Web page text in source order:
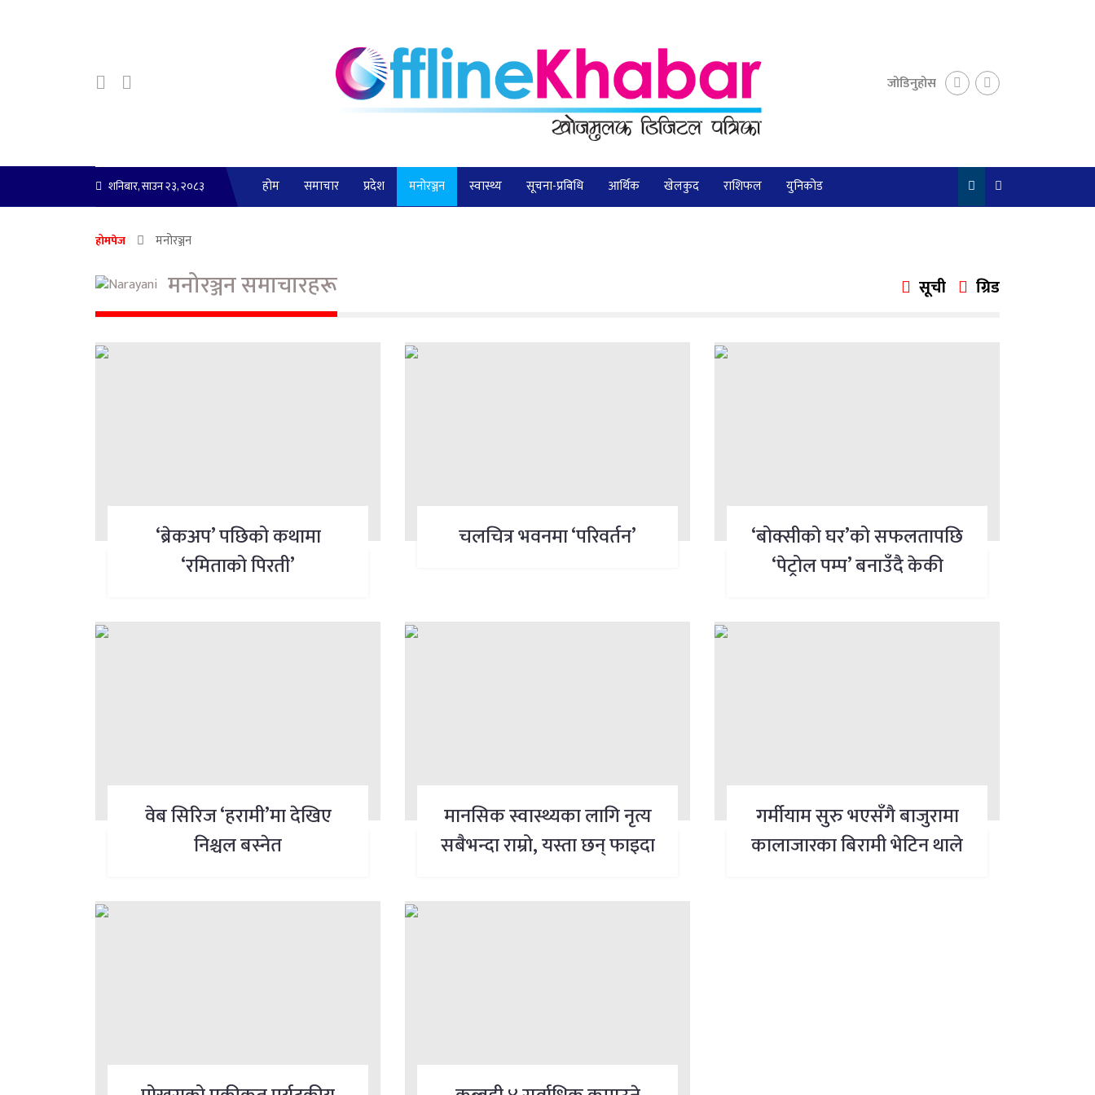
जोडिनुहोस
शनिबार, साउन २३, २०८३ होम समाचार प्रदेश मनोरञ्जन स्वास्थ्य सूचना-प्रबिधि आर्थिक खेलकुद राशिफल युनिकोड
होमपेज मनोरञ्जन
मनोरञ्जन समाचारहरू सूची ग्रिड
‘ब्रेकअप’ पछिको कथामा
‘रमिताको पिरती’
चलचित्र भवनमा ‘परिवर्तन’
‘बोक्सीको घर’को सफलतापछि
‘पेट्रोल पम्प’ बनाउँदै केकी
वेब सिरिज ‘हरामी’मा देखिए
निश्चल बस्नेत
मानसिक स्वास्थ्यका लागि नृत्य
सबैभन्दा राम्रो, यस्ता छन् फाइदा
गर्मीयाम सुरु भएसँगै बाजुरामा
कालाजारका बिरामी भेटिन थाले